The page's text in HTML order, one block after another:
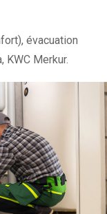
évacuation
KWC Merkur.